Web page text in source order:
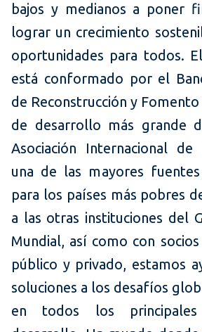
bajos y medianos a poner
lograr un crecimiento
oportunidades para todos.
está conformado por el
de Reconstrucción y
de desarrollo más grande
Asociación Internacional de
una de las mayores
para los países más pobres
a las otras instituciones del
Mundial, así como con
público y privado, estamos
soluciones a los desafíos
en todos los